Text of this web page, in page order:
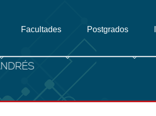
Facultades Postgrados